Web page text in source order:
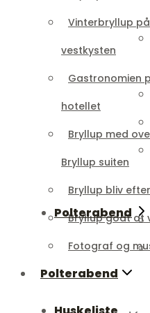
Polterabend
Vinterbryllup på
vestkysten
Gastronomien
hotellet
Bryllup med
Bryllup suiten
Bryllup bliv
Bryllup godt at
Fotograf og
Polterabend